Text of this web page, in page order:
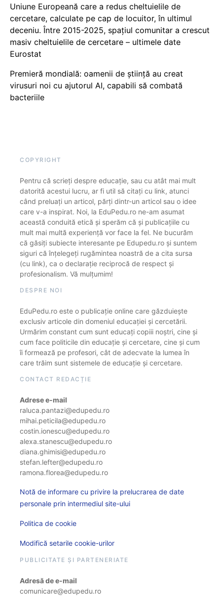
Uniune Europeană care a redus cheltuielile de
cercetare, calculate pe cap de locuitor, în ultimul
deceniu. Între 2015-2025, spațiul comunitar a crescut
masiv cheltuielile de cercetare – ultimele date
Eurostat
Premieră mondială: oamenii de știință au creat
virusuri noi cu ajutorul AI, capabili să combată
bacteriile
COPYRIGHT
Pentru că scrieți despre educație, sau cu atât mai mult
datorită acestui lucru, ar fi util să citați cu link, atunci
când preluați un articol, părți dintr-un articol sau o idee
care v-a inspirat. Noi, la EduPedu.ro ne-am asumat
această conduită etică și sperăm că și publicațiile cu
mult mai multă experiență vor face la fel. Ne bucurăm
că găsiți subiecte interesante pe Edupedu.ro și suntem
siguri că înțelegeți rugămintea noastră de a cita sursa
(cu link), ca o declarație reciprocă de respect și
profesionalism. Vă mulțumim!
DESPRE NOI
EduPedu.ro este o publicație online care găzduiește
exclusiv articole din domeniul educației și cercetării.
Urmărim constant cum sunt educați copiii noștri, cine și
cum face politicile din educație și cercetare, cine și cum
îi formează pe profesori, cât de adecvate la lumea în
care trăim sunt sistemele de educație și cercetare.
CONTACT REDACȚIE
Adrese e-mail
raluca.pantazi@edupedu.ro
mihai.peticila@edupedu.ro
costin.ionescu@edupedu.ro
alexa.stanescu@edupedu.ro
diana.ghimisi@edupedu.ro
stefan.lefter@edupedu.ro
ramona.florea@edupedu.ro
Notă de informare cu privire la prelucrarea de date
personale prin intermediul site-ului
Politica de cookie
Modifică setarile cookie-urilor
PUBLICITATE ȘI PARTENERIATE
Adresă de e-mail
comunicare@edupedu.ro